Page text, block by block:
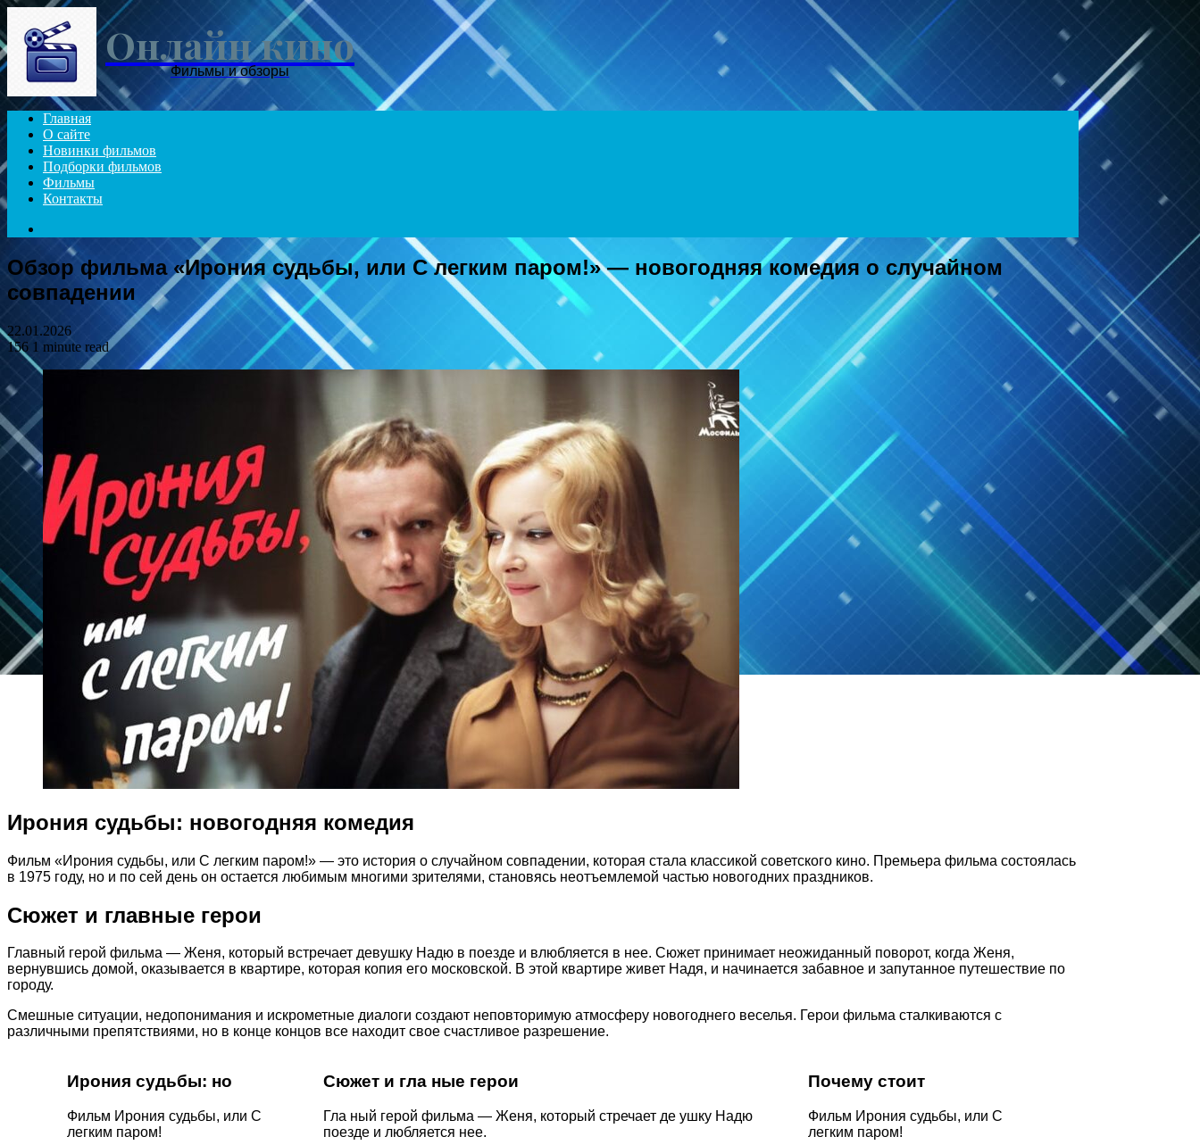
Онлайн кино
Фильмы и обзоры
Главная
О сайте
Новинки фильмов
Подборки фильмов
Фильмы
Контакты
Обзор фильма «Ирония судьбы, или С легким паром!» — новогодняя комедия о случайном
совпадении
22.01.2026
156 1 minute read
Ирония судьбы: новогодняя комедия
Фильм «Ирония судьбы, или С легким паром!» — это история о случайном совпадении, которая стала классикой советского кино. Премьера фильма состоялась
в 1975 году, но и по сей день он остается любимым многими зрителями, становясь неотъемлемой частью новогодних праздников.
Сюжет и главные герои
Главный герой фильма — Женя, который встречает девушку Надю в поезде и влюбляется в нее. Сюжет принимает неожиданный поворот, когда Женя,
вернувшись домой, оказывается в квартире, которая копия его московской. В этой квартире живет Надя, и начинается забавное и запутанное путешествие по
городу.
Смешные ситуации, недопонимания и искрометные диалоги создают неповторимую атмосферу новогоднего веселья. Герои фильма сталкиваются с
различными препятствиями, но в конце концов все находит свое счастливое разрешение.
Ирония судьбы: но
Фильм Ирония судьбы, или С
легким паром!
Сюжет и гла ные герои
Гла ный герой фильма — Женя, который стречает де ушку Надю
поезде и любляется нее.
Почему стоит
Фильм Ирония судьбы, или С
легким паром!